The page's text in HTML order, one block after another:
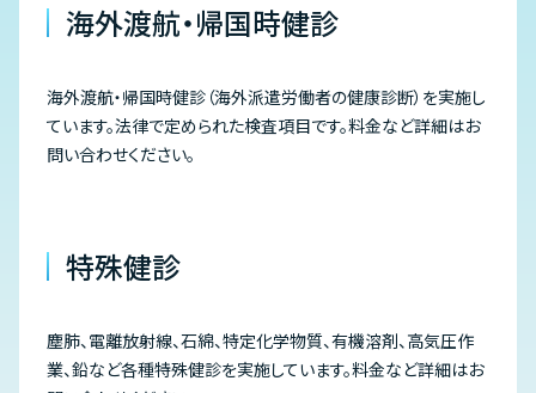
海外渡航・帰国時健診
海外渡航・帰国時健診（海外派遣労働者の健康診断）を実施し
ています。法律で定められた検査項目です。料金など詳細はお
問い合わせください。
特殊健診
塵肺、電離放射線、石綿、特定化学物質、有機溶剤、高気圧作
業、鉛など各種特殊健診を実施しています。料金など詳細はお